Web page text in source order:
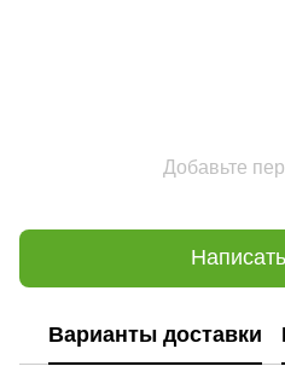
Добавьте
Варианты доставки